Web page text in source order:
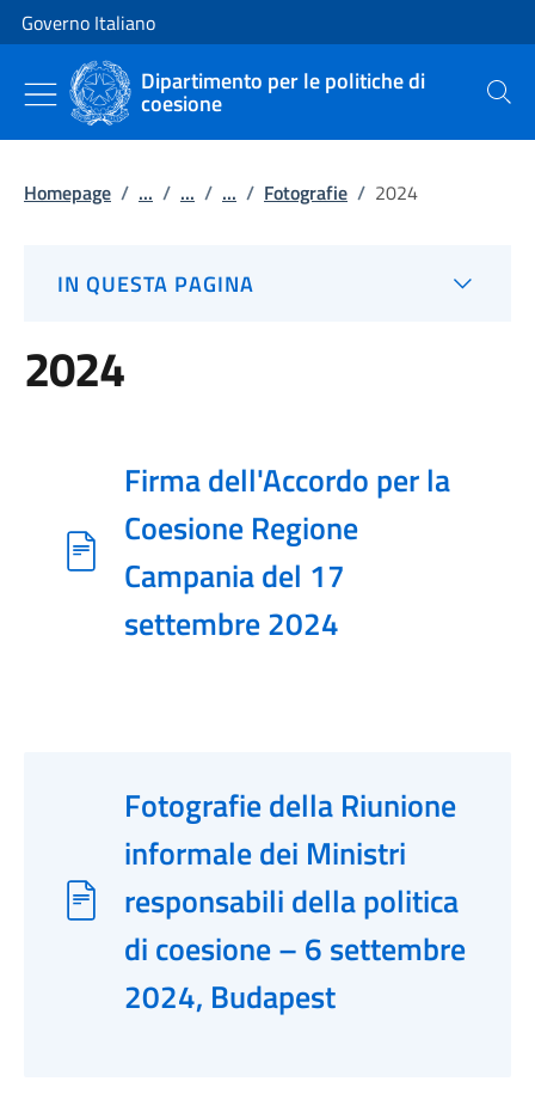
Vai al contenuto
Vai alla navigazione del sito
Governo Italiano
Dipartimento per le politiche di
coesione Cerca
Homepage / ... / ... / ... / Fotografie / 2024
IN QUESTA PAGINA
2024
Firma dell'Accordo per la
Coesione Regione
Campania del 17
settembre 2024
Fotografie della Riunione
informale dei Ministri
responsabili della politica
di coesione – 6 settembre
2024, Budapest